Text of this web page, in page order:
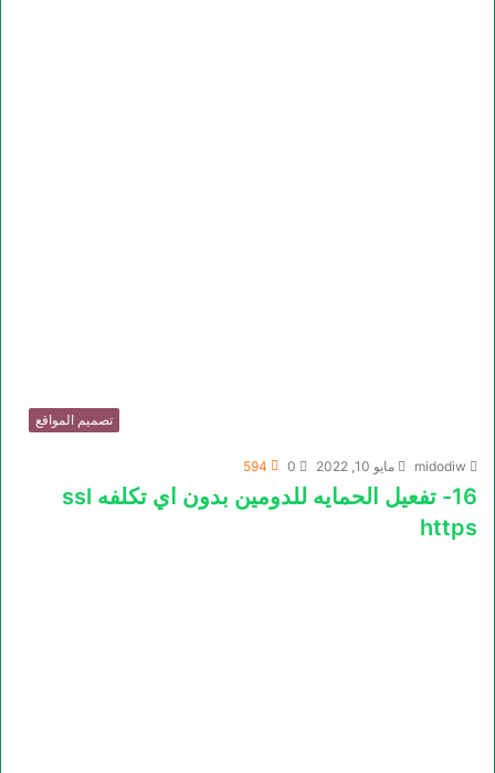
تصميم المواقع
midodiw مايو 10, 2022 0
594
16- تفعيل الحمايه للدومين بدون اي تكلفه ssl
https